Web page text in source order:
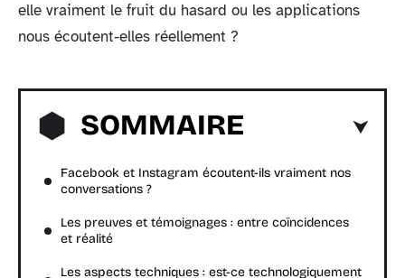
elle vraiment le fruit du hasard ou les applications
nous écoutent-elles réellement ?
SOMMAIRE
Facebook et Instagram écoutent-ils vraiment nos
conversations ?
Les preuves et témoignages : entre coïncidences
et réalité
Les aspects techniques : est-ce technologiquement